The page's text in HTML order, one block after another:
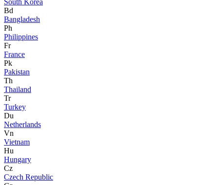
South Korea
Bd
Bangladesh
Ph
Philippines
Fr
France
Pk
Pakistan
Th
Thailand
Tr
Turkey
Du
Netherlands
Vn
Vietnam
Hu
Hungary
Cz
Czech Republic